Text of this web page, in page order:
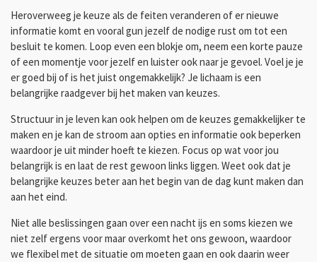
Heroverweeg je keuze als de feiten veranderen of er nieuwe
informatie komt en vooral gun jezelf de nodige rust om tot een
besluit te komen. Loop even een blokje om, neem een korte pauze
of een momentje voor jezelf en luister ook naar je gevoel. Voel je je
er goed bij of is het juist ongemakkelijk? Je lichaam is een
belangrijke raadgever bij het maken van keuzes.
Structuur in je leven kan ook helpen om de keuzes gemakkelijker te
maken en je kan de stroom aan opties en informatie ook beperken
waardoor je uit minder hoeft te kiezen. Focus op wat voor jou
belangrijk is en laat de rest gewoon links liggen. Weet ook dat je
belangrijke keuzes beter aan het begin van de dag kunt maken dan
aan het eind.
Niet alle beslissingen gaan over een nacht ijs en soms kiezen we
niet zelf ergens voor maar overkomt het ons gewoon, waardoor
we flexibel met de situatie om moeten gaan en ook daarin weer